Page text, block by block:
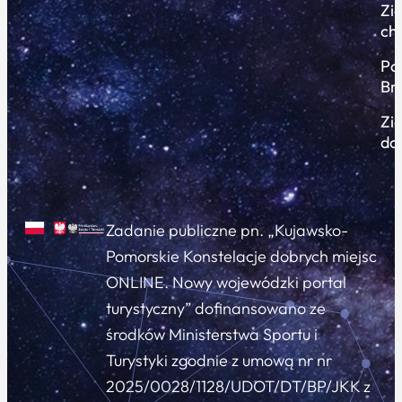
Zadanie publiczne pn. „Kujawsko-
Pomorskie Konstelacje dobrych miejsc
ONLINE. Nowy wojewódzki portal
turystyczny” dofinansowano ze
środków Ministerstwa Sportu i
Turystyki zgodnie z umową nr nr
2025/0028/1128/UDOT/DT/BP/JKK z